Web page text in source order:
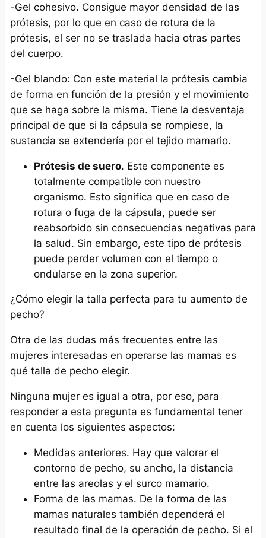
-Gel cohesivo. Consigue mayor densidad de las
prótesis, por lo que en caso de rotura de la
prótesis, el ser no se traslada hacia otras partes
del cuerpo.
-Gel blando: Con este material la prótesis cambia
de forma en función de la presión y el movimiento
que se haga sobre la misma. Tiene la desventaja
principal de que si la cápsula se rompiese, la
sustancia se extendería por el tejido mamario.
Prótesis de suero. Este componente es
totalmente compatible con nuestro
organismo. Esto significa que en caso de
rotura o fuga de la cápsula, puede ser
reabsorbido sin consecuencias negativas para
la salud. Sin embargo, este tipo de prótesis
puede perder volumen con el tiempo o
ondularse en la zona superior.
¿Cómo elegir la talla perfecta para tu aumento de
pecho?
Otra de las dudas más frecuentes entre las
mujeres interesadas en operarse las mamas es
qué talla de pecho elegir.
Ninguna mujer es igual a otra, por eso, para
responder a esta pregunta es fundamental tener
en cuenta los siguientes aspectos:
Medidas anteriores. Hay que valorar el
contorno de pecho, su ancho, la distancia
entre las areolas y el surco mamario.
Forma de las mamas. De la forma de las
mamas naturales también dependerá el
resultado final de la operación de pecho. Si el